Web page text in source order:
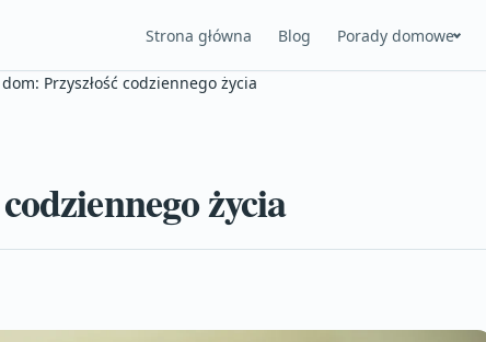
Strona główna Blog Porady domowe
Przyszłość codziennego życia
życia